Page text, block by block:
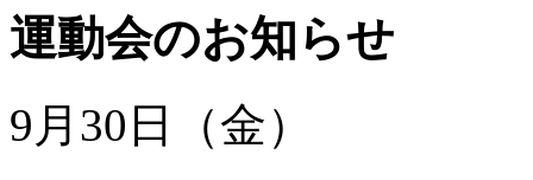
運動会のお知らせ
9月30日（金）